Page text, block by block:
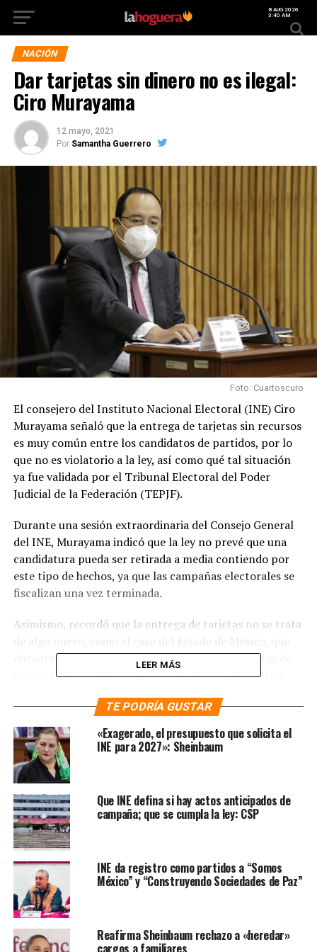
8 AUG 2026
3:40 AM
NACIÓN
Dar tarjetas sin dinero no es ilegal:
Ciro Murayama
12 mayo, 2021
Por Samantha Guerrero
Foto: Cuartoscuro
El consejero del Instituto Nacional Electoral (INE) Ciro
Murayama señaló que la entrega de tarjetas sin recursos
es muy común entre los candidatos de partidos, por lo
que no es violatorio a la ley, así como qué tal situación
ya fue validada por el Tribunal Electoral del Poder
Judicial de la Federación (TEPJF).
Durante una sesión extraordinaria del Consejo General
del INE, Murayama indicó que la ley no prevé que una
candidatura pueda ser retirada a media contiendo por
este tipo de hechos, ya que las campañas electorales se
fiscalizan una vez terminada.
Asimismo, recordó que la entrega de tarjetas no se trata
durante el proceso electoral se entregaron tarjetas de
salario rosas, situación que fue analizada por el INE y
siempre y cuando las tarjetas no tengan recursos.
«La mera entrega de cartoncillo o de plásticos si no
tienen dinero, bienes o servicios detrás, no es ilegal, es
una mera propagando, que nos puede parecer de mal
gusto, pero la autoridad jurisdiccional lo permitió»,
comentó.
investiga delitos
electorales de Samuel
García y Adrián de la Garza
LEER MÁS
TE PODRÍA GUSTAR
«Exagerado, el presupuesto que solicita el
INE para 2027»: Sheinbaum
Que INE defina si hay actos anticipados de
campaña; que se cumpla la ley: CSP
INE da registro como partidos a “Somos
México” y “Construyendo Sociedades de Paz”
Reafirma Sheinbaum rechazo a «heredar»
cargos a familiares